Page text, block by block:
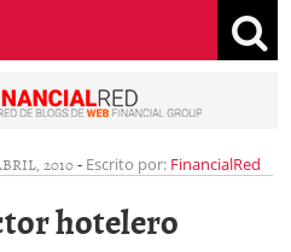
2010- Escrito por: FinancialRed
hotelero